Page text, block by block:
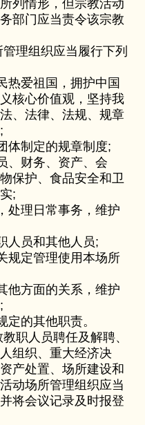
情形，但宗教活动
部门应当责令该宗教
理组织应当履行下列
爱祖国，拥护中国
核心价值观，坚持我
、法律、法规、规章
制定的规章制度;
财务、资产、会
保护、食品安全和卫
;
理日常事务，维护
员和其他人员;
定管理使用本场所
方面的关系，维护
的其他职责。
人员聘任及解聘、
组织、重大经济决
产处置、场所建设和
动场所管理组织应当
将会议记录及时报登